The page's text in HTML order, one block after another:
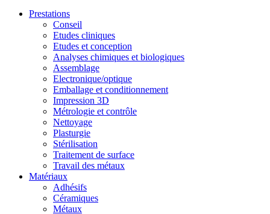
Prestations
Conseil
Etudes cliniques
Etudes et conception
Analyses chimiques et biologiques
Assemblage
Electronique/optique
Emballage et conditionnement
Impression 3D
Métrologie et contrôle
Nettoyage
Plasturgie
Stérilisation
Traitement de surface
Travail des métaux
Matériaux
Adhésifs
Céramiques
Métaux